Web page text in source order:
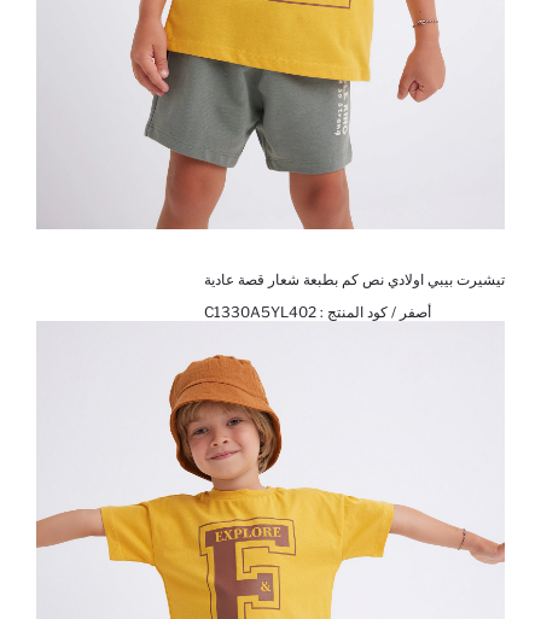
تيشيرت بيبي اولادي نص كم بطبعة شعار قصة عادية
أصفر / كود المنتج : C1330A5YL402